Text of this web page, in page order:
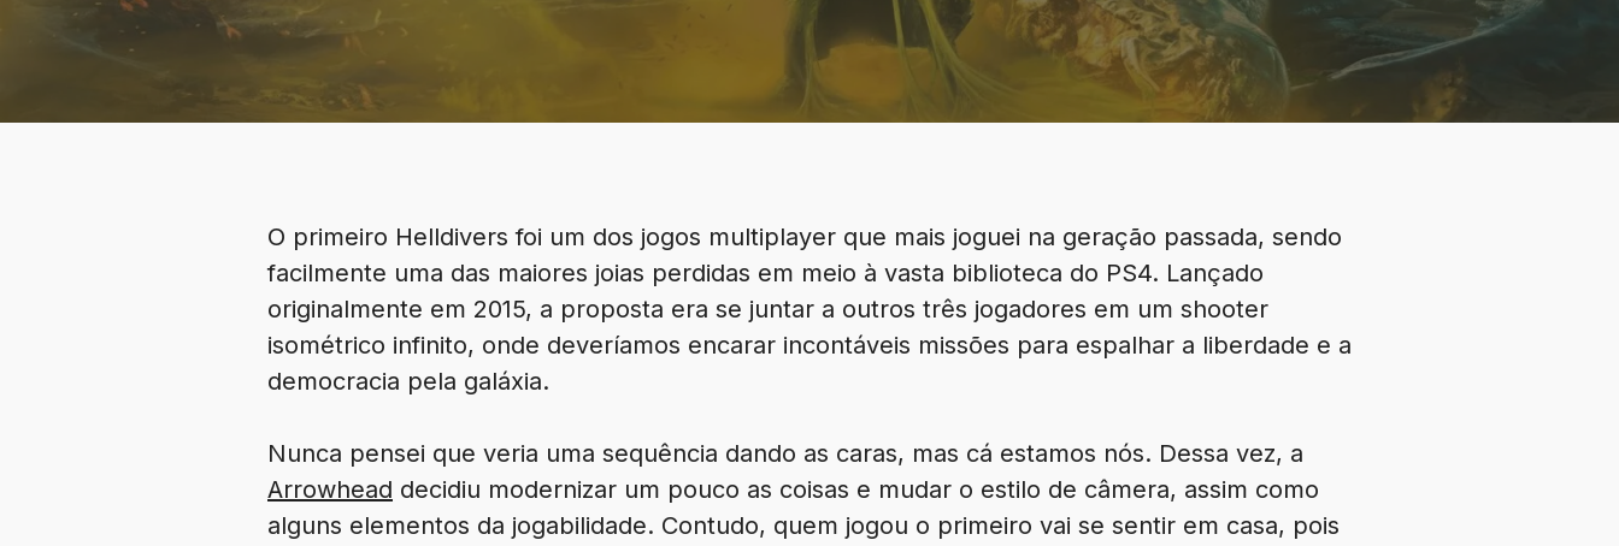
O primeiro Helldivers foi um dos jogos multiplayer que mais joguei na geração passada, sendo
facilmente uma das maiores joias perdidas em meio à vasta biblioteca do PS4. Lançado
originalmente em 2015, a proposta era se juntar a outros três jogadores em um shooter
isométrico infinito, onde deveríamos encarar incontáveis missões para espalhar a liberdade e a
democracia pela galáxia.
Nunca pensei que veria uma sequência dando as caras, mas cá estamos nós. Dessa vez, a
Arrowhead decidiu modernizar um pouco as coisas e mudar o estilo de câmera, assim como
alguns elementos da jogabilidade. Contudo, quem jogou o primeiro vai se sentir em casa, pois